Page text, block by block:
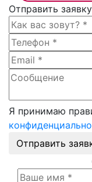
Отправить заявку
Я принимаю
Отправить